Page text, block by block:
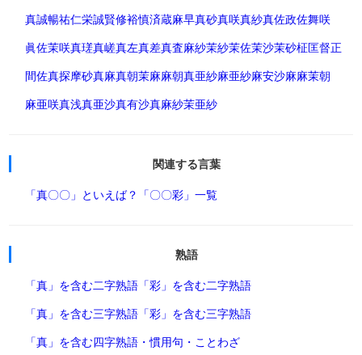
真誠暢祐仁栄誠賢修裕慎済蔵麻早真砂真咲真紗真佐政佐舞咲
眞佐茉咲真瑳真嵯真左真差真査麻紗茉紗茉佐茉沙茉砂柾匡督正
間佐真探摩砂真麻真朝茉麻麻朝真亜紗麻亜紗麻安沙麻麻茉朝
麻亜咲真浅真亜沙真有沙真麻紗茉亜紗
関連する言葉
「真〇〇」といえば？ 「〇〇彩」一覧
熟語
「真」を含む二字熟語 「彩」を含む二字熟語
「真」を含む三字熟語 「彩」を含む三字熟語
「真」を含む四字熟語・慣用句・ことわざ